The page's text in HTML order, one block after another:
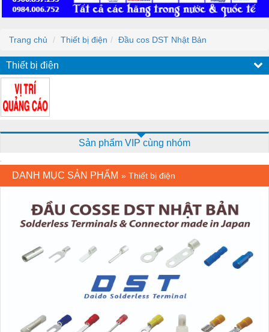
Trang chủ Thiết bị điện Đầu cos DST Nhật Bản
Thiết bị điện
Sản phẩm VIP cùng nhóm
DANH MỤC SẢN PHẨM » Thiết bị điện